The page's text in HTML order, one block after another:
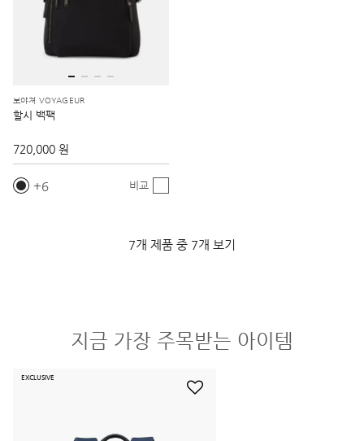
보야져 VOYAGEUR
할시 백팩
720,000 원
6 비교
7개 제품 중 7개 보기
지금 가장 주목받는 아이템
EXCLUSIVE